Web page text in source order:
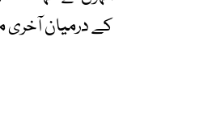
کے درمیان آخری